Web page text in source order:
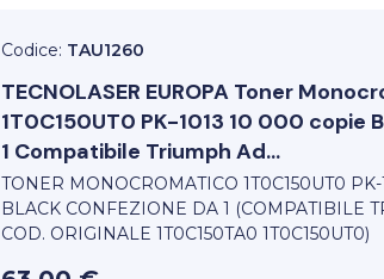
Codice: TAU1260
TECNOLASER EUROPA Toner
1T0C150UT0 PK-1013 10 000 copie
1 Compatibile Triumph Ad...
TONER MONOCROMATICO 1T0C150UT0
BLACK CONFEZIONE DA 1 (COMPATIBILE
COD. ORIGINALE 1T0C150TA0 1T0C150UT0)